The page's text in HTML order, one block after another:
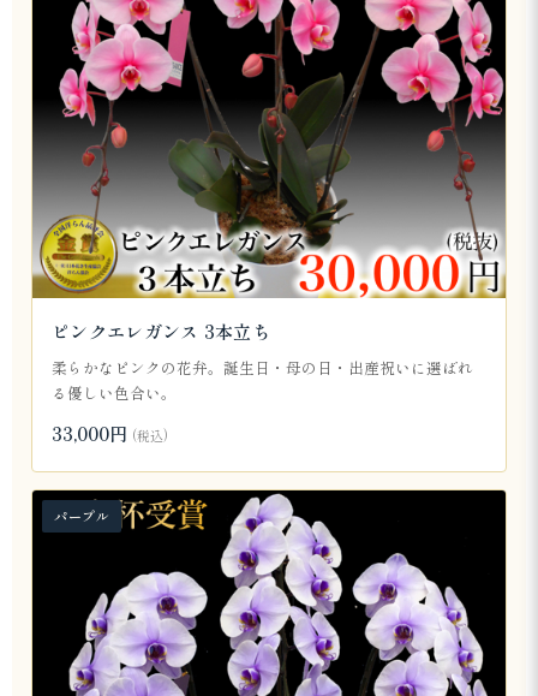
ピンクエレガンス 3本立ち
柔らかなピンクの花弁。誕生日・母の日・出産祝いに選ばれ
る優しい色合い。
33,000円 (税込)
パープル